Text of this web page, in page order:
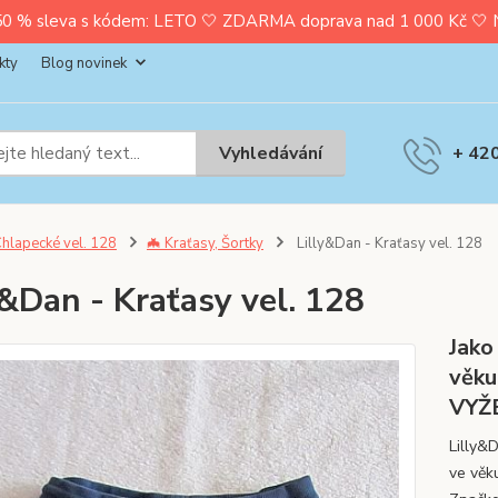
% sleva s kódem: LETO 🤍 ZDARMA doprava nad 1 000 Kč 🤍
Blog novinek
Vyhledávání +
vel. 128 🦇 Kraťasy, Šortky Lilly&Dan - Kraťasy vel. 128
- Kraťasy vel. 128
ve